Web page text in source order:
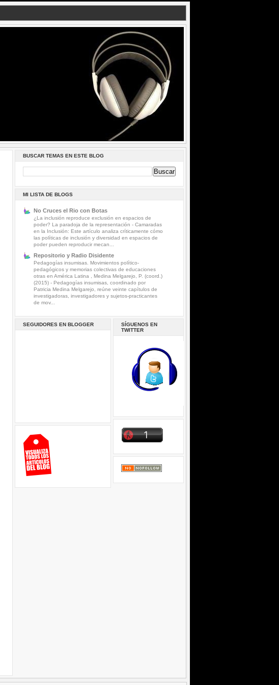
BUSCAR TEMAS EN ESTE BLOG
MI LISTA DE BLOGS
No Cruces el Rio con Botas
¿La inclusión reproduce exclusión en espacios de
poder? La paradoja de la representación - Camaradas
en la Inclusión: Este artículo analiza críticamente cómo
las políticas de inclusión y diversidad en espacios de
poder pueden reproducir mecan...
Repositorio y Radio Disidente
Pedagogías insumisas. Movimientos político-
pedagógicos y memorias colectivas de educaciones
otras en América Latina , Medina Melgarejo, P. (coord.)
(2015) - Pedagogías insumisas, coordinado por
Patricia Medina Melgarejo, reúne veinte capítulos de
investigadoras, investigadores y sujetos-practicantes
de mov...
SEGUIDORES EN BLOGGER
SÍGUENOS EN
TWITTER